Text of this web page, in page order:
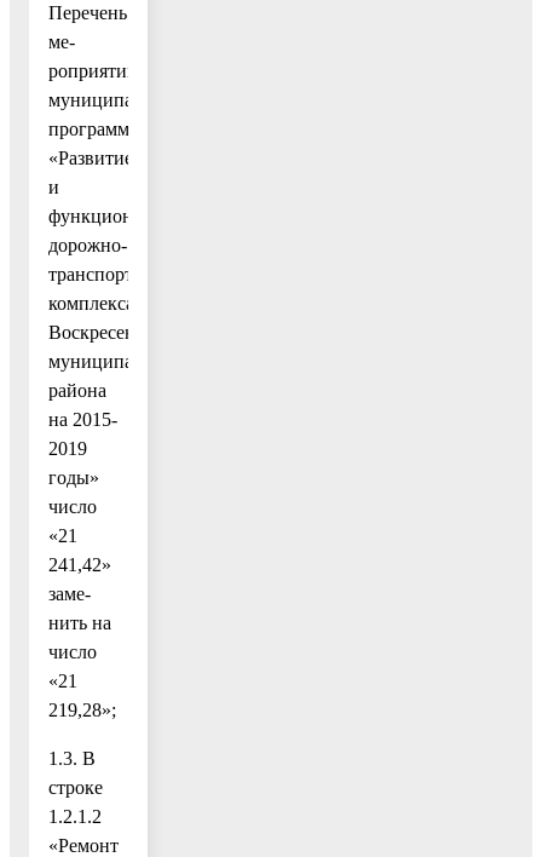
Перечень
ме-
роприятий
муниципальной
программы
«Развитие
и
функционирование
дорожно-
транспортного
комплекса
Воскресенского
муниципального
района
на 2015-
2019
годы»
число
«21
241,42»
заме-
нить на
число
«21
219,28»;
1.3. В
строке
1.2.1.2
«Ремонт